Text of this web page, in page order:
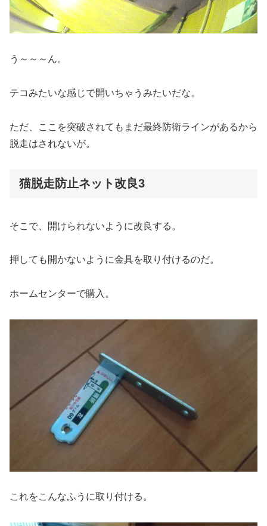
う～～～ん。
テコみたいな感じで開いちゃうみたいだな。
ただ、ここを突破されてもまだ最終防衛ラインがあるから
脱走はされないが。
猫脱走防止ネット改良3
そこで、開けられないように改良する。
押しても開かないように金具を取り付けるのだ。
ホームセンターで購入。
これをこんなふうに取り付ける。